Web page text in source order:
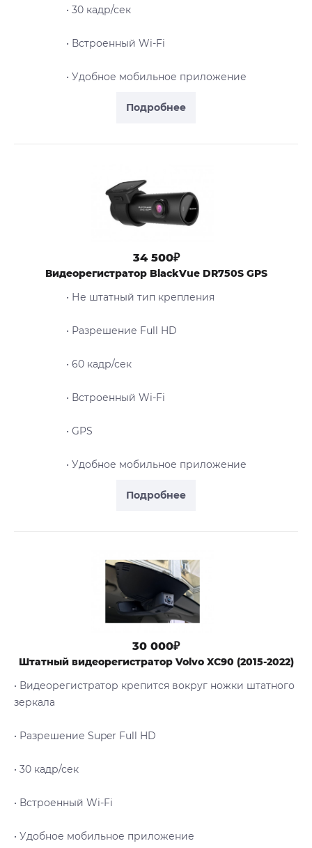
Подробнее
• 30 кадр/сек
• Встроенный Wi-Fi
• Удобное мобильное приложение
Подробнее
34 500₽
Видеорегистратор BlackVue DR750S GPS
• Не штатный тип крепления
• Разрешение Full HD
• 60 кадр/сек
• Встроенный Wi-Fi
• GPS
• Удобное мобильное приложение
30 000₽
Штатный видеорегистратор Volvo XC90 (2015-2022)
• Видеорегистратор крепится вокруг ножки штатного
зеркала
• Разрешение Super Full HD
• 30 кадр/сек
• Встроенный Wi-Fi
• Удобное мобильное приложение